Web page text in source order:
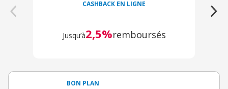
CASHBACK EN LIGNE
Jusqu’à2,5%remboursés
BON PLAN